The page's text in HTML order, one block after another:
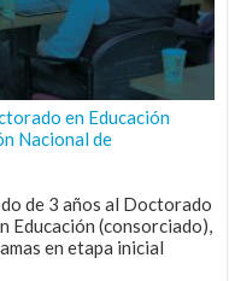
en Educación
Nacional de
de 3 años al Doctorado
(consorciado),
en etapa inicial